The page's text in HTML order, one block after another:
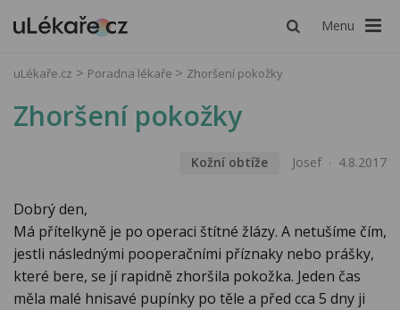
Menu
uLékaře.cz Poradna lékaře Zhoršení pokožky
Zhoršení pokožky
Kožní obtíže Josef 4.8.2017
Dobrý den,
Má přítelkyně je po operaci štítné žlázy. A netušíme čím,
jestli následnými pooperačními příznaky nebo prášky,
které bere, se jí rapidně zhoršila pokožka. Jeden čas
měla malé hnisavé pupínky po těle a před cca 5 dny ji